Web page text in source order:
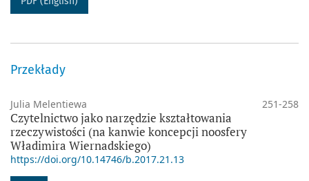
Przekłady
Julia Melentiewa 251-258
Czytelnictwo jako narzędzie kształtowania
rzeczywistości (na kanwie koncepcji noosfery
Władimira Wiernadskiego)
https://doi.org/10.14746/b.2017.21.13